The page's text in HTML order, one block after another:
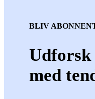
BLIV
Udforsk
med